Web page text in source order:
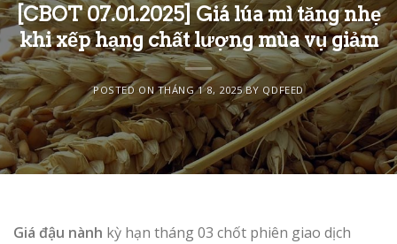
[CBOT 07.01.2025] Giá lúa mì tăng nhẹ
khi xếp hạng chất lượng mùa vụ giảm
POSTED ONTHÁNG 1 8, 2025BY QDFEED
Giá đậu nành kỳ hạn tháng 03 chốt phiên giao dịch